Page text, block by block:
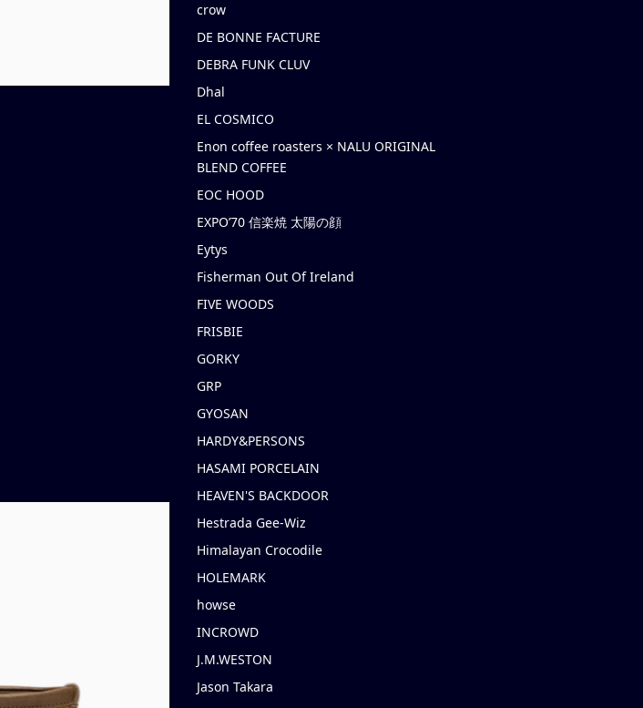
crow
DE BONNE FACTURE
DEBRA FUNK CLUV
Dhal
EL COSMICO
Enon coffee roasters × NALU ORIGINAL
BLEND COFFEE
EOC HOOD
EXPO’70 信楽焼 太陽の顔
Eytys
Fisherman Out Of Ireland
FIVE WOODS
FRISBIE
GORKY
GRP
GYOSAN
HARDY&PERSONS
HASAMI PORCELAIN
HEAVEN'S BACKDOOR
Hestrada Gee-Wiz
Himalayan Crocodile
HOLEMARK
howse
INCROWD
J.M.WESTON
Jason Takara